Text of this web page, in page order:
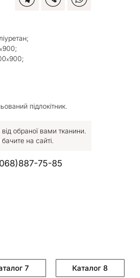
х900;
х900;
підлокітник.
обраної вами тканини.
бачите на сайті.
75-85
7 Каталог 8